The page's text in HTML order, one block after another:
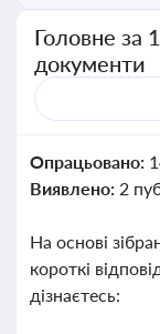
Головне за
документи
Опрацьовано:
Виявлено: 2
На основі
короткі
дізнаєтесь: